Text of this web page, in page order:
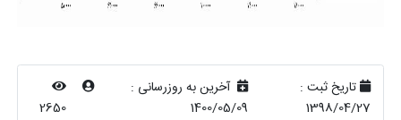
تاریخ ثبت :
1398/04/27
آخرین به روزرسانی :
1400/05/09
2650